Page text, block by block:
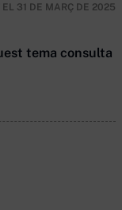
31 DE MARÇ DE 2025
tema consulta